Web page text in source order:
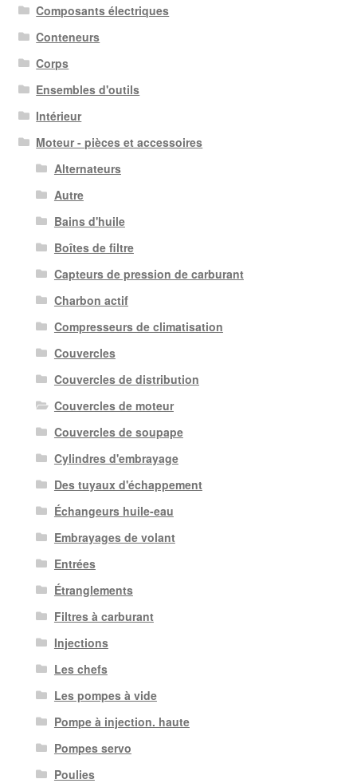
Composants électriques
Conteneurs
Corps
Ensembles d'outils
Intérieur
Moteur - pièces et accessoires
Alternateurs
Autre
Bains d'huile
Boîtes de filtre
Capteurs de pression de carburant
Charbon actif
Compresseurs de climatisation
Couvercles
Couvercles de distribution
Couvercles de moteur
Couvercles de soupape
Cylindres d'embrayage
Des tuyaux d'échappement
Échangeurs huile-eau
Embrayages de volant
Entrées
Étranglements
Filtres à carburant
Injections
Les chefs
Les pompes à vide
Pompe à injection. haute
Pompes servo
Poulies